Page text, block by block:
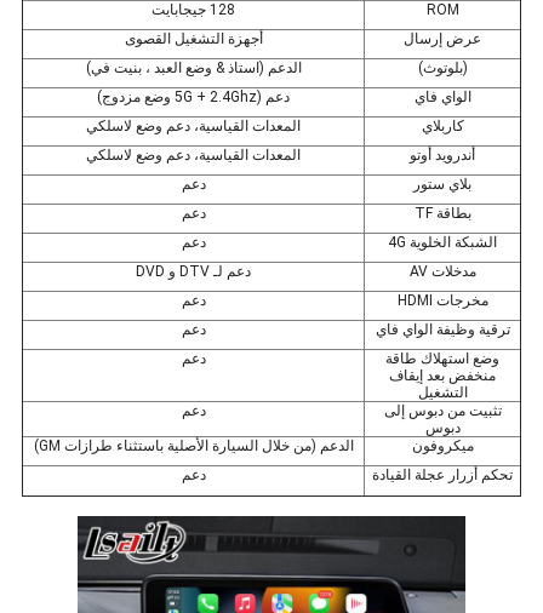
ROM
128 جيجابايت
عرض إرسال
أجهزة التشغيل القصوى
(بلوتوث)
الدعم (استاذ & وضع العبد ، بنيت في)
الواي فاي
دعم (5G + 2.4Ghz وضع مزدوج)
كاربلاي
المعدات القياسية، دعم وضع لاسلكي
أندرويد أوتو
المعدات القياسية، دعم وضع لاسلكي
بلاي ستور
دعم
بطاقة TF
دعم
الشبكة الخلوية 4G
دعم
مدخلات AV
دعم لـ DTV و DVD
مخرجات HDMI
دعم
ترقية وظيفة الواي فاي
دعم
وضع استهلاك طاقة
منخفض بعد إيقاف
التشغيل
دعم
تثبيت من دبوس إلى
دبوس
دعم
ميكروفون
الدعم (من خلال السيارة الأصلية باستثناء طرازات GM)
تحكم أزرار عجلة القيادة
دعم